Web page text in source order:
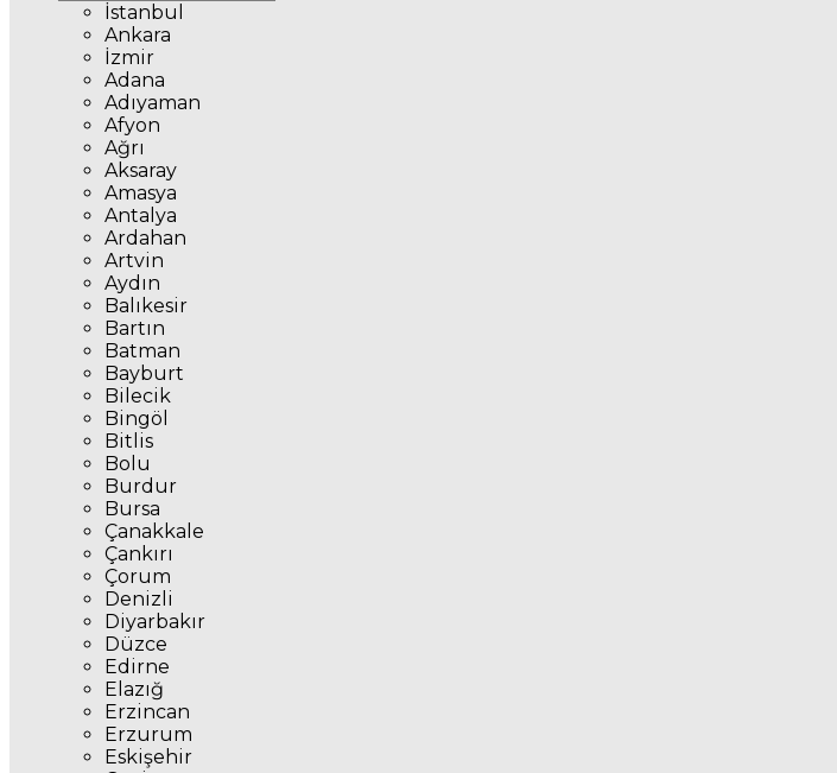
İstanbul
Ankara
İzmir
Adana
Adıyaman
Afyon
Ağrı
Aksaray
Amasya
Antalya
Ardahan
Artvin
Aydın
Balıkesir
Bartın
Batman
Bayburt
Bilecik
Bingöl
Bitlis
Bolu
Burdur
Bursa
Çanakkale
Çankırı
Çorum
Denizli
Diyarbakır
Düzce
Edirne
Elazığ
Erzincan
Erzurum
Eskişehir